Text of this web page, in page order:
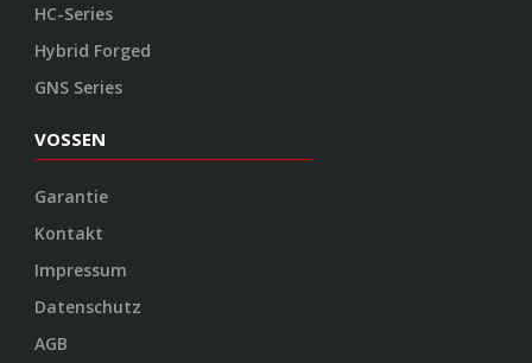
HC-Series
Hybrid Forged
GNS Series
VOSSEN
Garantie
Kontakt
Impressum
Datenschutz
AGB